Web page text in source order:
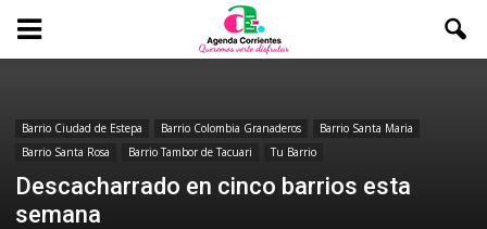
Barrio Ciudad de Estepa Barrio Colombia Granaderos
Barrio Santa Maria
Barrio Santa Rosa
Barrio Tambor de Tacuari Tu Barrio
Descacharrado en cinco barrios esta
semana